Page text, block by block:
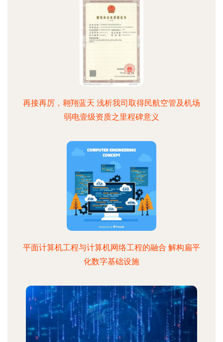
再接再厉，翱翔蓝天 浅析我司取得民航空管及机场
弱电壹级资质之里程碑意义
平面计算机工程与计算机网络工程的融合 解构扁平
化数字基础设施